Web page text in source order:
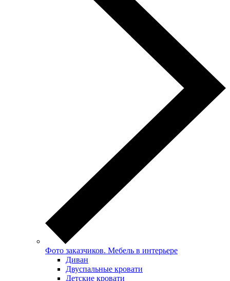
Фото заказчиков. Мебель в интерьере
Диван
Двуспальные кровати
Детские кровати